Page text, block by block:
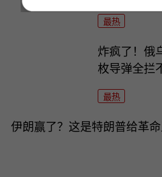
最热
炸疯了！俄
枚导弹全拦
最热
伊朗赢了？这是特朗普给革命